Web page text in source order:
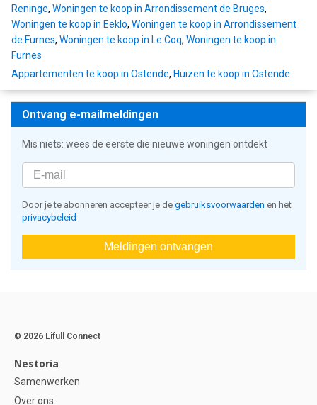
Reninge, Woningen te koop in Arrondissement de Bruges,
Woningen te koop in Eeklo, Woningen te koop in Arrondissement
de Furnes, Woningen te koop in Le Coq, Woningen te koop in
Furnes
Appartementen te koop in Ostende, Huizen te koop in Ostende
Ontvang e-mailmeldingen
Mis niets: wees de eerste die nieuwe woningen ontdekt
Door je te abonneren accepteer je de gebruiksvoorwaarden en het
privacybeleid
Meldingen ontvangen
© 2026 Lifull Connect
Nestoria
Samenwerken
Over ons